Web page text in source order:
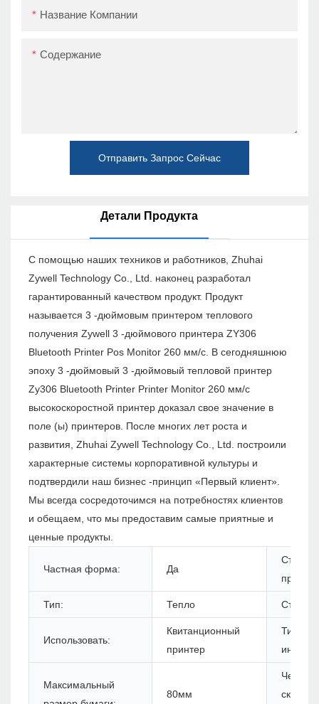
Название Компании
Содержание
Отправить Запрос Сейчас
Детали Продукта
С помощью наших техников и работников, Zhuhai
Zywell Technology Co., Ltd. наконец разработал
гарантированный качеством продукт. Продукт
называется 3 -дюймовым принтером теплового
получения Zywell 3 -дюймового принтера ZY306
Bluetooth Printer Pos Monitor 260 мм/с. В сегодняшнюю
эпоху 3 -дюймовый 3 -дюймовый тепловой принтер
Zy306 Bluetooth Printer Printer Monitor 260 мм/с
высокоскоростной принтер доказал свое значение в
поле (ы) принтеров. После многих лет роста и
развития, Zhuhai Zywell Technology Co., Ltd. построили
характерные системы корпоративной культуры и
подтвердили наш бизнес -принцип «Первый клиент».
Мы всегда сосредоточимся на потребностях клиентов
и обещаем, что мы предоставим самые приятные и
ценные продукты.
Частная форма: Да
Статус
Тип: Тепло Стиль:
Использовать:
Квитанционный
принтер
Тип
Максимальный
80мм
Черная